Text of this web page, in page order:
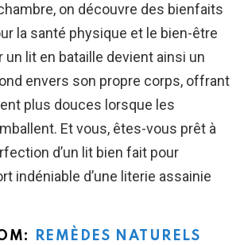
on découvre des bienfaits
la santé physique et le bien-être
un lit en bataille devient ainsi un
envers son propre corps, offrant
plus douces lorsque les
Et vous, êtes-vous prêt à
d’un lit bien fait pour
indéniable d’une literie assainie
REMÈDES NATURELS